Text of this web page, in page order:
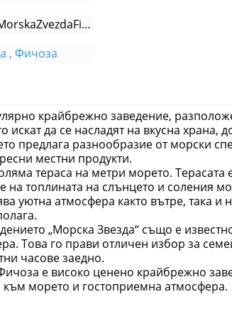
www.facebook.com/MorskaZvezdaFichoza/?loca
, Фичоза
крайбрежно заведение,
да се насладят на вкусна храна,
предлага разнообразие от морски
местни продукти.
тераса на метри морето. Терасата
на топлината на слънцето и соления
уютна атмосфера както вътре, така и
„Морска Звезда“ също е
Това го прави отличен избор за
часове заедно.
е високо ценено крайбрежно
морето и гостоприемна атмосфера.